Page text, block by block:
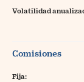
Volatilidad
Comisiones
Fija: